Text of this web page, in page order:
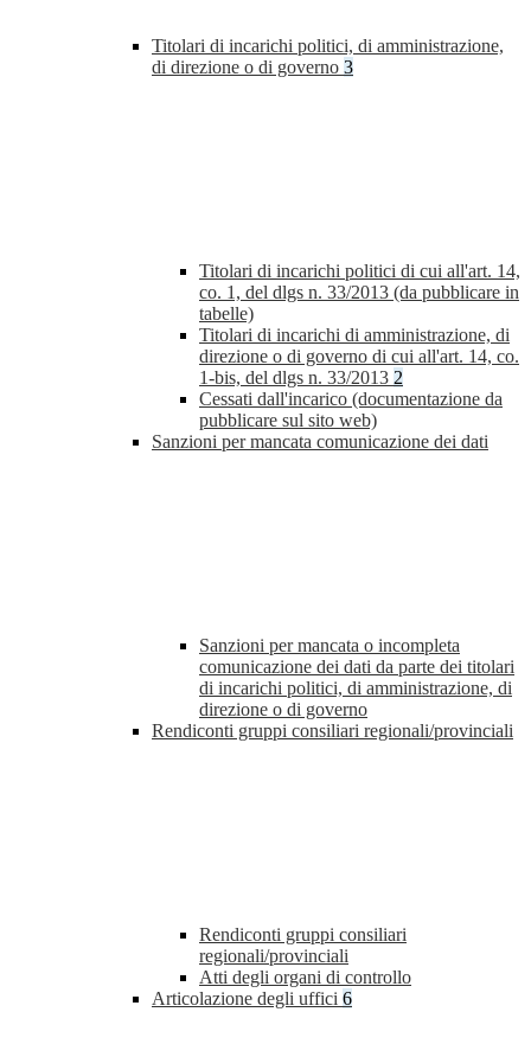
Titolari di incarichi politici, di amministrazione,
di direzione o di governo 3
Titolari di incarichi politici di cui all'art. 14,
co. 1, del dlgs n. 33/2013 (da pubblicare in
tabelle)
Titolari di incarichi di amministrazione, di
direzione o di governo di cui all'art. 14, co.
1-bis, del dlgs n. 33/2013 2
Cessati dall'incarico (documentazione da
pubblicare sul sito web)
Sanzioni per mancata comunicazione dei dati
Sanzioni per mancata o incompleta
comunicazione dei dati da parte dei titolari
di incarichi politici, di amministrazione, di
direzione o di governo
Rendiconti gruppi consiliari regionali/provinciali
Rendiconti gruppi consiliari
regionali/provinciali
Atti degli organi di controllo
Articolazione degli uffici 6